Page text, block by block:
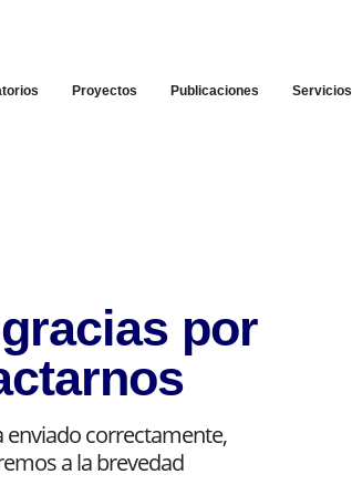
Proyectos Publicaciones Servicios
por
enviado correctamente,
a la brevedad